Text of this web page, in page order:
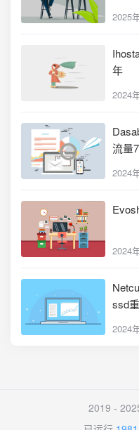
2025
Ihostart 圣诞大盘鸡1c-2g-
年
2024
流量
2024
2024
ssd
2024
2019 -